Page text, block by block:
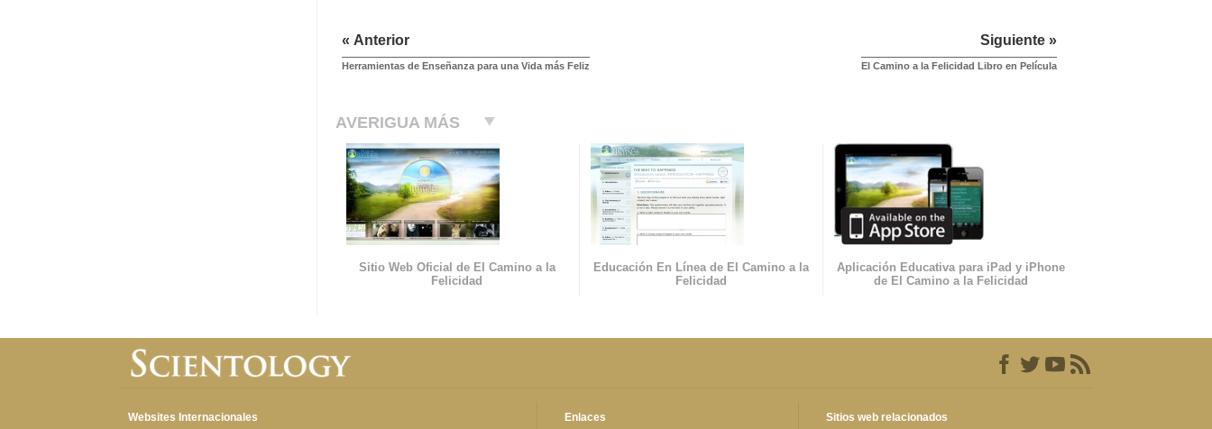
« Anterior
Herramientas de Enseñanza para una Vida más Feliz
Siguiente »
El Camino a la Felicidad Libro en Película
AVERIGUA MÁS
Sitio Web Oficial de El Camino a la
Felicidad
Educación En Línea de El Camino a la
Felicidad
Aplicación Educativa para iPad y iPhone
de El Camino a la Felicidad
Websites Internacionales Enlaces Sitios web relacionados